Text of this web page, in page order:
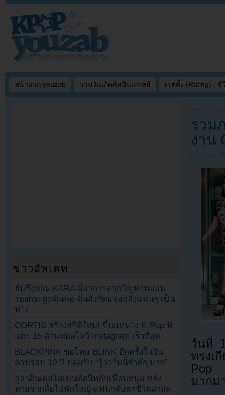
หน้าแรก youzab รวมวันเกิดศิลปินเกาหลี เรตติ้ง (Rating) : ซี
รวม
งาน
วันที่
ทรงเ
Pop
มากม
ข่าวอัพเดท
ฮันซึงยอน KARA มีอาการจากปัญหาหมอน
รองกระดูกต้นคอ ต้นสังกัดแจงหลังแฟนๆ เป็น
ห่วง
CORTIS สร้างสถิติใหม่! ขึ้นแท่นวง K-Pop ที่
แตะ 15 ล้านฟอลโลว์ Instagram เร็วที่สุด
BLACKPINK ขอโทษ BLINK อีกครั้งในวัน
ครบรอบ 10 ปี ยอมรับ “รู้ว่าวันนี้สำคัญมาก”
ยูอาอินเผยโมเมนต์สนิทกับเพื่อนหนุ่ม หลัง
หายจากสื่อไปพักใหญ่ แฟนๆจับตาชีวิตล่าสุด